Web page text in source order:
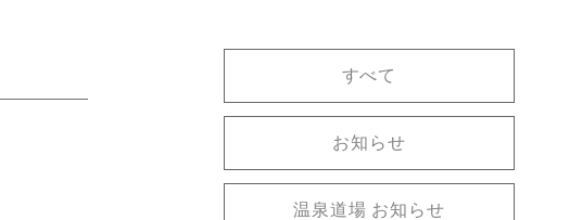
すべて
お知らせ
温泉道場 お知らせ